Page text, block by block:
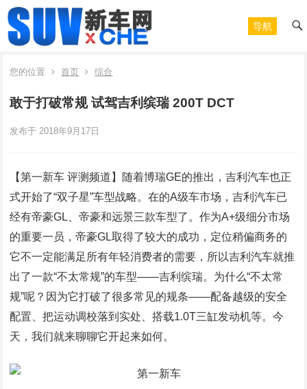
导航
您的位置 首页 综合
敢于打破常规 试驾吉利缤瑞 200T DCT
发布于 2018年9月17日
【第一新车 评测频道】随着博瑞GE的推出，吉利汽车也正
式开始了“双子星”车型战略。在的A级车市场，吉利汽车已
经有帝豪GL、帝豪和远景三款车型了。作为A+级细分市场
的重要一员，帝豪GL取得了较大的成功，定位稍偏商务的
它不一定能满足所有年轻消费者的需要，所以吉利汽车就推
出了一款“不太常规”的车型——吉利缤瑞。为什么“不太常
规”呢？因为它打破了很多常见的规条——配备越级的安全
配置、把运动调校落到实处、搭载1.0T三缸发动机等。今
天，我们就来聊聊它开起来如何。